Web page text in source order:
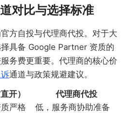
对比与选择标准
方自投与代理商代投。对于大
具备 Google Partner 资质的
务费更重要。代理商的核心价
通道与政策规避建议。
开）
代理商代投
严格
低，服务商协助准备